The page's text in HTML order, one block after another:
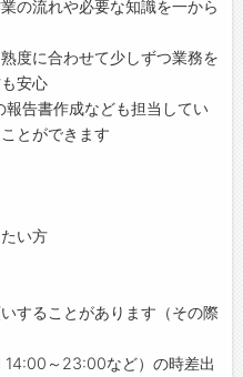
の流れや必要な知識を一から
度に合わせて少しずつ業務を
安心
報告書作成なども担当してい
とができます
い方
することがあります（その際
14:00～23:00など）の時差出